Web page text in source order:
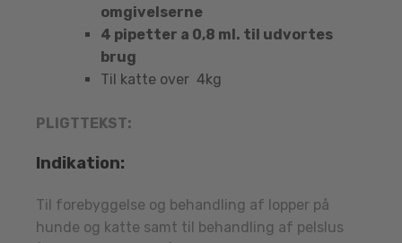
omgivelserne
4 pipetter a 0,8 ml. til udvortes
brug
Til katte over 4kg
PLIGTTEKST:
Indikation:
Til forebyggelse og behandling af lopper på
hunde og katte samt til behandling af pelslus